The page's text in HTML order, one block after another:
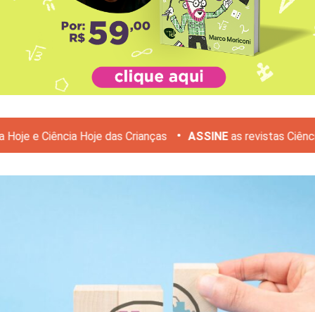
Hoje das Crianças • ASSINEas revistas Ciência Hoje e